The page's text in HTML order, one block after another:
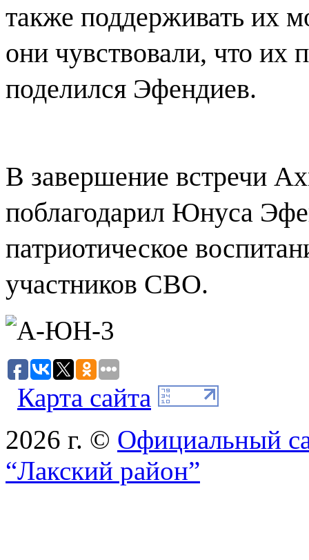
также поддерживать их
они чувствовали, что их
поделился Эфендиев.
В завершение встречи
поблагодарил Юнуса
патриотическое
участников СВО.
Карта сайта
2026 г. © Официальный
“Лакский район”